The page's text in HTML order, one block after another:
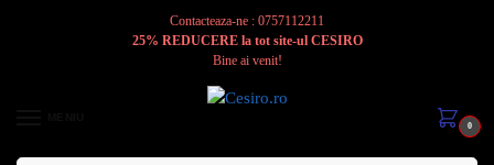
Contacteaza-ne : 0757112211
25% REDUCERE la tot site-ul CESIRO
Bine ai venit!
0